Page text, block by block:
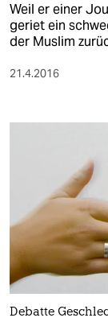
Weil er einer
geriet ein
der Muslim
21.4.2016
Debatte